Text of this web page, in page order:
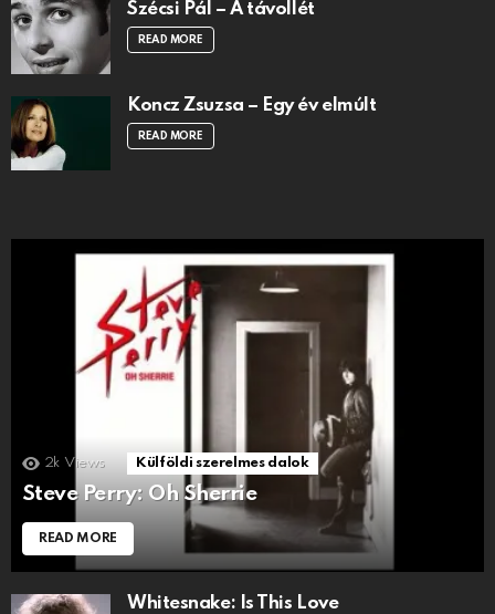
Szécsi Pál – A távollét
READ MORE
Koncz Zsuzsa – Egy év elmúlt
READ MORE
2k Views Külföldi szerelmes dalok
Steve Perry: Oh Sherrie
READ MORE
Whitesnake: Is This Love